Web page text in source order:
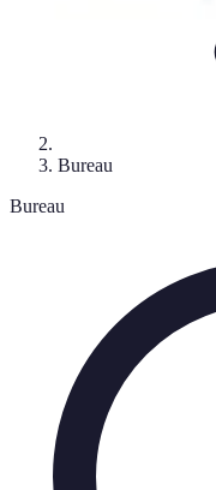
Bureau
Bureau